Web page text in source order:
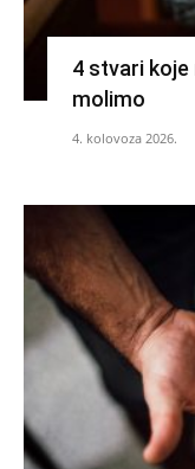
4 stvari
molimo
4. kolovoza 2026.